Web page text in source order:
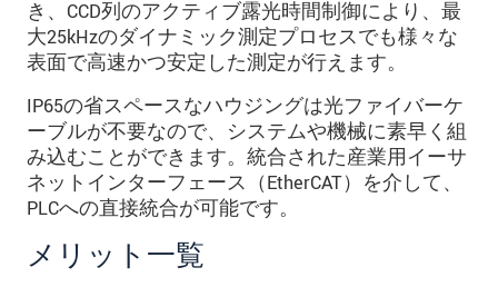
き、CCD列のアクティブ露光時間制御により、最
大25kHzのダイナミック測定プロセスでも様々な
表面で高速かつ安定した測定が行えます。
IP65の省スペースなハウジングは光ファイバーケ
ーブルが不要なので、システムや機械に素早く組
み込むことができます。統合された産業用イーサ
ネットインターフェース（EtherCAT）を介して、
PLCへの直接統合が可能です。
メリット一覧